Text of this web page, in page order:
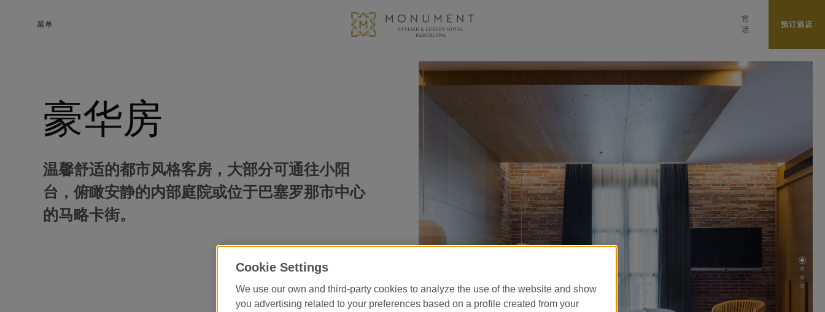
菜单
官
话
ENGLISH
DEUTSCH
ESPAÑOL
PORTUGUÊS
العربية
PУССКИЙ
CATALÀ
FRANÇAIS
日本語
预订酒店
豪华房
温馨舒适的都市风格客房，大部分可通往小阳
台，俯瞰安静的内部庭院或位于巴塞罗那市中心
的马略卡街。
Cookie Settings
We use our own and third-party cookies to analyze the use of the website and show
you advertising related to your preferences based on a profile created from your